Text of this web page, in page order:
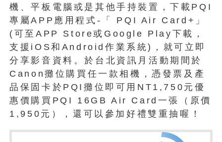
機、平板電腦或是其他手持裝置，下載PQI
專屬APP應用程式-「 PQI Air Card+」
(可至APP Store或Google Play下載，
支援iOS和Android作業系統)，就可立即
分享影音資料。於台北資訊月活動期間於
Canon攤位購買任一款相機，憑發票及產
品保固卡於PQI攤位即可用NT1,750元優
惠價購買PQI 16GB Air Card一張（原價
1,950元），還可以參加好禮雙重抽喔！